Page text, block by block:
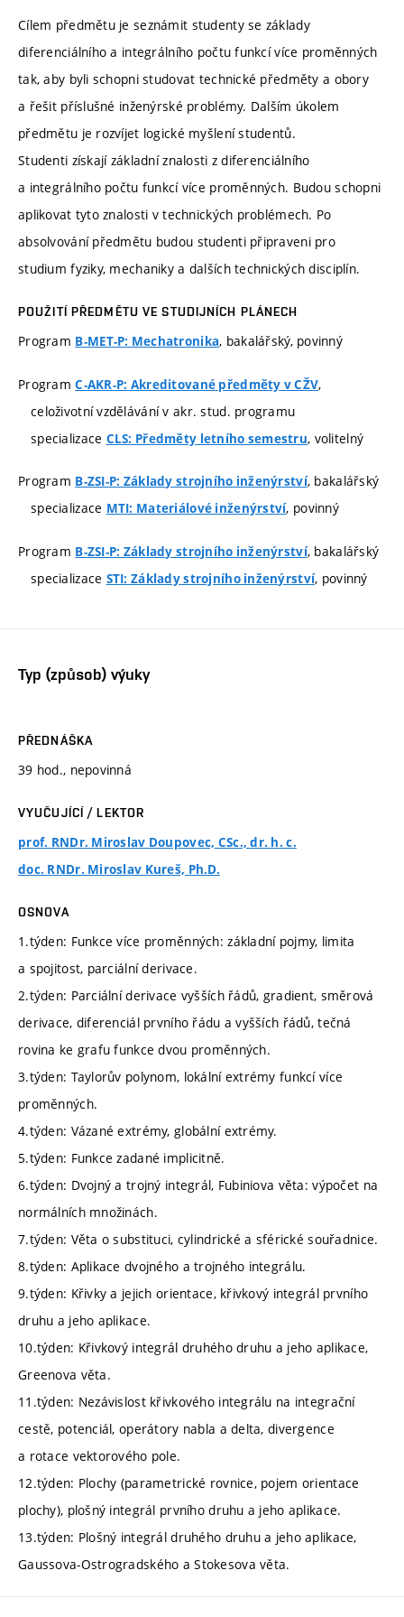
Cílem předmětu je seznámit studenty se základy
diferenciálního a integrálního počtu funkcí více proměnných
tak, aby byli schopni studovat technické předměty a obory
a řešit příslušné inženýrské problémy. Dalším úkolem
předmětu je rozvíjet logické myšlení studentů.
Studenti získají základní znalosti z diferenciálního
a integrálního počtu funkcí více proměnných. Budou schopni
aplikovat tyto znalosti v technických problémech. Po
absolvování předmětu budou studenti připraveni pro
studium fyziky, mechaniky a dalších technických disciplín.
POUŽITÍ PŘEDMĚTU VE STUDIJNÍCH PLÁNECH
Program B-MET-P: Mechatronika, bakalářský, povinný
ProgramC-AKR-P: Akreditované předměty v CŽV,
celoživotní vzdělávání v akr. stud. programu
specializace CLS: Předměty letního semestru, volitelný
Program B-ZSI-P: Základy strojního inženýrství, bakalářský
specializace MTI: Materiálové inženýrství, povinný
Program B-ZSI-P: Základy strojního inženýrství, bakalářský
specializace STI: Základy strojního inženýrství, povinný
Typ (způsob) výuky
PŘEDNÁŠKA
39 hod., nepovinná
VYUČUJÍCÍ / LEKTOR
prof. RNDr. Miroslav Doupovec, CSc., dr. h. c.
doc. RNDr. Miroslav Kureš, Ph.D.
OSNOVA
1.týden: Funkce více proměnných: základní pojmy, limita
a spojitost, parciální derivace.
2.týden: Parciální derivace vyšších řádů, gradient, směrová
derivace, diferenciál prvního řádu a vyšších řádů, tečná
rovina ke grafu funkce dvou proměnných.
3.týden: Taylorův polynom, lokální extrémy funkcí více
proměnných.
4.týden: Vázané extrémy, globální extrémy.
5.týden: Funkce zadané implicitně.
6.týden: Dvojný a trojný integrál, Fubiniova věta: výpočet na
normálních množinách.
7.týden: Věta o substituci, cylindrické a sférické souřadnice.
8.týden: Aplikace dvojného a trojného integrálu.
9.týden: Křivky a jejich orientace, křivkový integrál prvního
druhu a jeho aplikace.
10.týden: Křivkový integrál druhého druhu a jeho aplikace,
Greenova věta.
11.týden: Nezávislost křivkového integrálu na integrační
cestě, potenciál, operátory nabla a delta, divergence
a rotace vektorového pole.
12.týden: Plochy (parametrické rovnice, pojem orientace
plochy), plošný integrál prvního druhu a jeho aplikace.
13.týden: Plošný integrál druhého druhu a jeho aplikace,
Gaussova-Ostrogradského a Stokesova věta.